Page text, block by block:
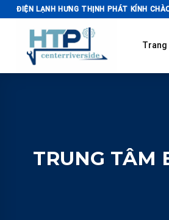
Skip
to
ĐIỆN LẠNH HƯNG THỊNH PHÁT KÍNH
Trang
TRUNG TÂM